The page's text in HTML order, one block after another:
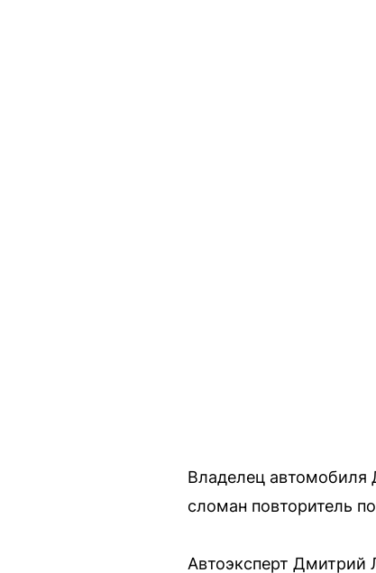
Владелец
сломан повторитель
Автоэксперт Дмитрий